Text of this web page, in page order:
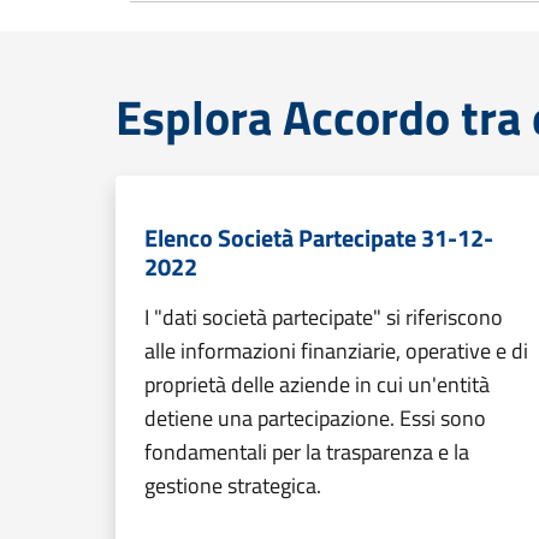
Esplora Accordo
Elenco Società Partecipate 31-12-
2022
I "dati società partecipate" si riferiscono
alle informazioni finanziarie, operative e di
proprietà delle aziende in cui un'entità
detiene una partecipazione. Essi sono
fondamentali per la trasparenza e la
gestione strategica.